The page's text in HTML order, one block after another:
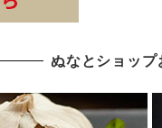
ぬなとショッ